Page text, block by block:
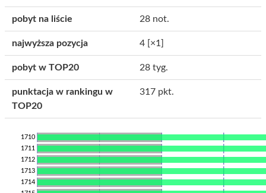
pobyt na liście 28 not.
najwyższa pozycja 4 [×1]
pobyt w TOP20 28 tyg.
punktacja w rankingu w
TOP20
317 pkt.
1710
1711
1712
1713
1714